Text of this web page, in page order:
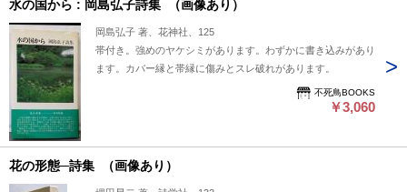
水の国から : 岡島弘子詩集 （画像あり）
岡島弘子 著、花神社、125
帯付き。強めのヤケシミがあります。わずかに書き込みがあり
ます。カバー縁と帯縁に傷みとスレ破れがあります。
不死鳥BOOKS
￥3,060
花の形態─詩集 （画像あり）